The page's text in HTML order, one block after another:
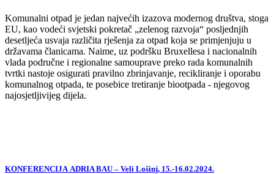
Komunalni otpad je jedan najvećih izazova modernog društva, stoga
EU, kao vodeći svjetski pokretač „zelenog razvoja“ posljednjih
desetljeća usvaja različita rješenja za otpad koja se primjenjuju u
državama članicama. Naime, uz podršku Bruxellesa i nacionalnih
vlada područne i regionalne samouprave preko rada komunalnih
tvrtki nastoje osigurati pravilno zbrinjavanje, recikliranje i oporabu
komunalnog otpada, te posebice tretiranje biootpada - njegovog
najosjetljivijeg dijela.
KONFERENCIJA ADRIA BAU – Veli Lošinj, 15.-16.02.2024.